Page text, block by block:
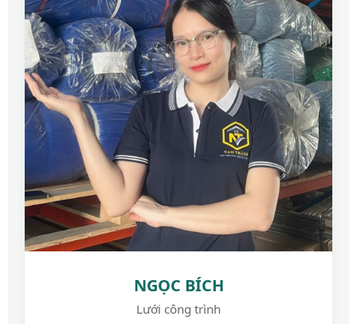
NGỌC BÍCH
Lưới công trình